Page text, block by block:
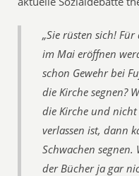
„Sie rüsten sich!
im Mai eröffnen
schon Gewehr bei
die Kirche segnen?
die Kirche und
verlassen ist, dann
Schwachen segnen.
der Bücher ja gar